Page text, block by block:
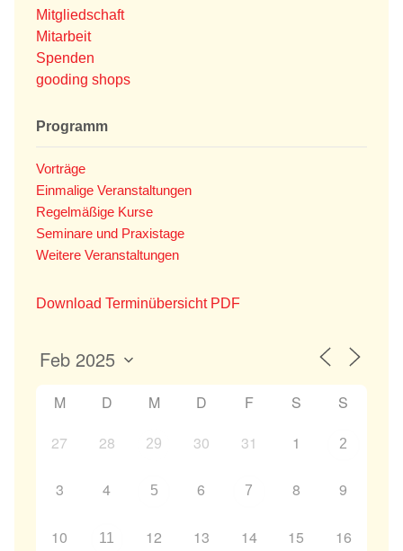
Mitgliedschaft
Mitarbeit
Spenden
gooding shops
Programm
Vorträge
Einmalige Veranstaltungen
Regelmäßige Kurse
Seminare und Praxistage
Weitere Veranstaltungen
Download Terminübersicht PDF
M D M D F S
S
27
28 29 30 31 1 2
3 4 5 6 7 8 9
10 11 12 13 14 15 16